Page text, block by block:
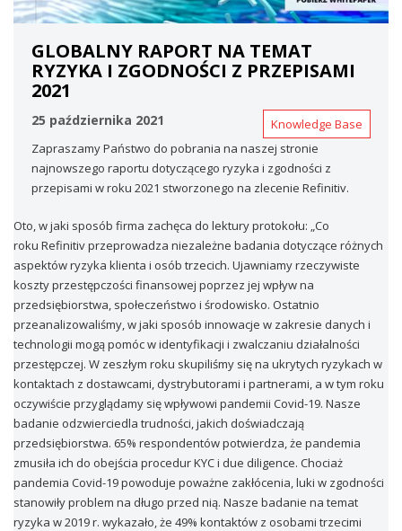
GLOBALNY RAPORT NA TEMAT
RYZYKA I ZGODNOŚCI Z PRZEPISAMI
2021
25 października 2021
Knowledge Base
Zapraszamy Państwo do pobrania na naszej stronie
najnowszego raportu dotyczącego ryzyka i zgodności z
przepisami w roku 2021 stworzonego na zlecenie Refinitiv.
Oto, w jaki sposób firma zachęca do lektury protokołu: „Co
roku Refinitiv przeprowadza niezależne badania dotyczące różnych
aspektów ryzyka klienta i osób trzecich. Ujawniamy rzeczywiste
koszty przestępczości finansowej poprzez jej wpływ na
przedsiębiorstwa, społeczeństwo i środowisko. Ostatnio
przeanalizowaliśmy, w jaki sposób innowacje w zakresie danych i
technologii mogą pomóc w identyfikacji i zwalczaniu działalności
przestępczej. W zeszłym roku skupiliśmy się na ukrytych ryzykach w
kontaktach z dostawcami, dystrybutorami i partnerami, a w tym roku
oczywiście przyglądamy się wpływowi pandemii Covid-19. Nasze
badanie odzwierciedla trudności, jakich doświadczają
przedsiębiorstwa. 65% respondentów potwierdza, że pandemia
zmusiła ich do obejścia procedur KYC i due diligence. Chociaż
pandemia Covid-19 powoduje poważne zakłócenia, luki w zgodności
stanowiły problem na długo przed nią. Nasze badanie na temat
ryzyka w 2019 r. wykazało, że 49% kontaktów z osobami trzecimi